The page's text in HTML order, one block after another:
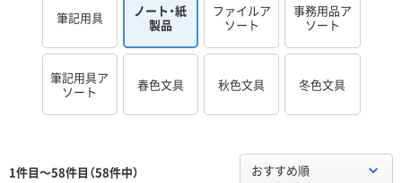
筆記用具
ノート・紙
製品
ファイルア
ソート
事務用品ア
ソート
筆記用具ア
ソート
春色文具 秋色文具 冬色文具
1件目～58件目（58件中） おすすめ順